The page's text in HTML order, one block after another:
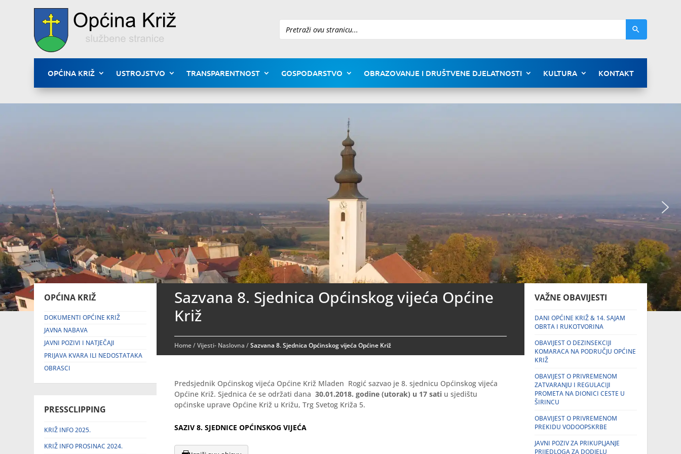
Pretraži
OPĆINA KRIŽ USTROJSTVO TRANSPARENTNOST GOSPODARSTVO OBRAZOVANJE I DRUŠTVENE DJELATNOSTI KULTURA KONTAKT
OPĆINA KRIŽ
DOKUMENTI OPĆINE KRIŽ
JAVNA NABAVA
JAVNI POZIVI I NATJEČAJI
PRIJAVA KVARA ILI NEDOSTATAKA
OBRASCI
PRESSCLIPPING
KRIŽ INFO 2025.
KRIŽ INFO PROSINAC 2024.
Sazvana 8. Sjednica Općinskog vijeća Općine
Križ
Home/Vijesti- Naslovna /Sazvana 8. Sjednica Općinskog vijeća Općine Križ
Predsjednik Općinskog vijeća Općine Križ Mladen Rogić sazvao je 8. sjednicu Općinskog vijeća
Općine Križ. Sjednica će se održati dana 30.01.2018. godine (utorak) u 17 sati u sjedištu
općinske uprave Općine Križ u Križu, Trg Svetog Križa 5.
SAZIV 8. SJEDNICE OPĆINSKOG VIJEĆA
VAŽNE OBAVIJESTI
DANI OPĆINE KRIŽ & 14. SAJAM
OBRTA I RUKOTVORINA
OBAVIJEST O DEZINSEKCIJI
KOMARACA NA PODRUČJU OPĆINE
KRIŽ
OBAVIJEST O PRIVREMENOM
ZATVARANJU I REGULACIJI
PROMETA NA DIONICI CESTE U
ŠIRINCU
OBAVIJEST O PRIVREMENOM
PREKIDU VODOOPSKRBE
JAVNI POZIV ZA PRIKUPLJANJE
PRIJEDLOGA ZA DODJELU